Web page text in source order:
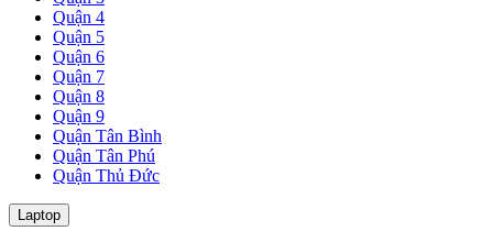
Quận 4
Quận 5
Quận 6
Quận 7
Quận 8
Quận 9
Quận Tân Bình
Quận Tân Phú
Quận Thủ Đức
Laptop